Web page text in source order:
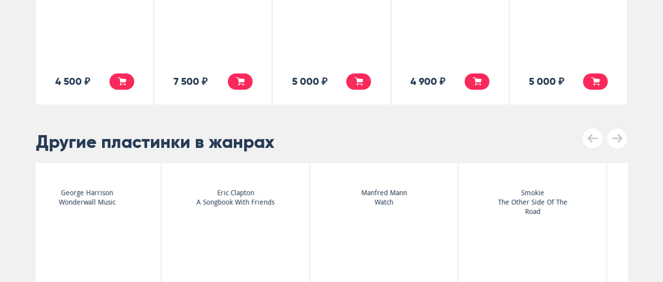
4 500 ₽ 7 500 ₽ 5 000 ₽ 4 900 ₽ 5 000 ₽
Другие пластинки в жанрах
Eric Clapton
A Songbook With Friends
Manfred Mann
Watch
Smokie
The Other Side Of The
Beach Boys
Pet Sounds